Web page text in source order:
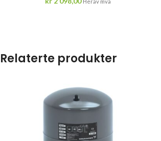
Relaterte produkter